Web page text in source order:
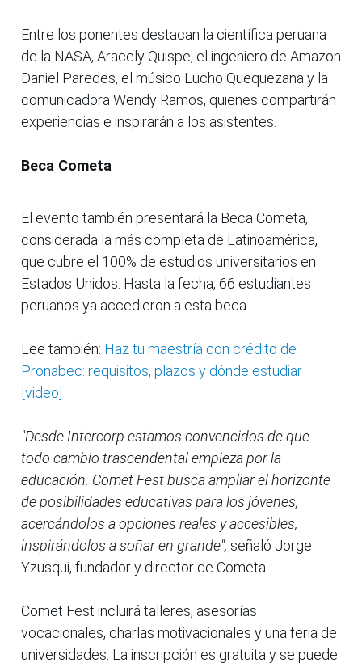
Entre los ponentes destacan la científica peruana
de la NASA, Aracely Quispe, el ingeniero de Amazon
Daniel Paredes, el músico Lucho Quequezana y la
comunicadora Wendy Ramos, quienes compartirán
experiencias e inspirarán a los asistentes.
Beca Cometa
El evento también presentará la Beca Cometa,
considerada la más completa de Latinoamérica,
que cubre el 100% de estudios universitarios en
Estados Unidos. Hasta la fecha, 66 estudiantes
peruanos ya accedieron a esta beca.
Lee también: Haz tu maestría con crédito de
Pronabec: requisitos, plazos y dónde estudiar
[video]
"Desde Intercorp estamos convencidos de que
todo cambio trascendental empieza por la
educación. Comet Fest busca ampliar el horizonte
de posibilidades educativas para los jóvenes,
acercándolos a opciones reales y accesibles,
inspirándolos a soñar en grande", señaló Jorge
Yzusqui, fundador y director de Cometa.
Comet Fest incluirá talleres, asesorías
vocacionales, charlas motivacionales y una feria de
universidades. La inscripción es gratuita y se puede